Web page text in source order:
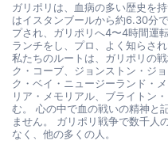
ガリポリは、血病の多い歴史を
はイスタンブールから約6.30分
プされ、ガリポリへ4〜4時間運
ランチをし、プロ、よく知らさ
私たちのルートは、ガリポリの
ク・コーブ、ジョンストン・ジ
ク・ベイ・ニュージーランド・
リア・メモリアル、ブライトン
む。 心の中で血の戦いの精神と
ません。 ガリポリ戦争で数千人
なく、他の多くの人。